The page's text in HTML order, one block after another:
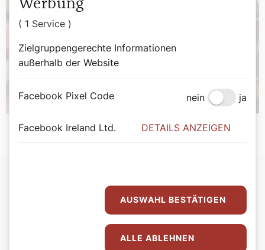
Werbung
( 1 Service )
Zielgruppengerechte Informationen
außerhalb der Website
Facebook Pixel Code nein ja
Facebook Ireland Ltd. DETAILS ANZEIGEN
AUSWAHL BESTÄTIGEN
ALLE ABLEHNEN